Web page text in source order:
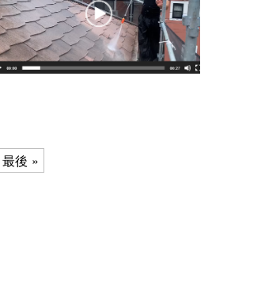
最後 »